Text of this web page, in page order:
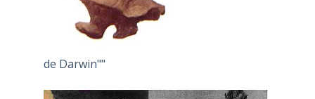
de Darwin""